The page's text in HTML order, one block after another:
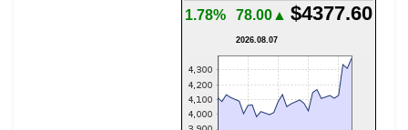
$4377.60
▲78.00
1.78%
2026.08.07